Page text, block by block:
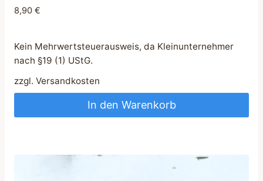
8,90 €
Kein Mehrwertsteuerausweis, da Kleinunternehmer
nach §19 (1) UStG.
zzgl. Versandkosten
In den Warenkorb